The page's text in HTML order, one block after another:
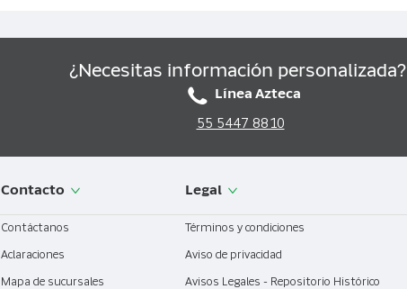
¿Necesitas información personalizada?
Línea Azteca
55 5447 8810
Contacto
Contáctanos
Aclaraciones
Mapa de sucursales
Legal
Términos y condiciones
Aviso de privacidad
Avisos Legales - Repositorio Histórico